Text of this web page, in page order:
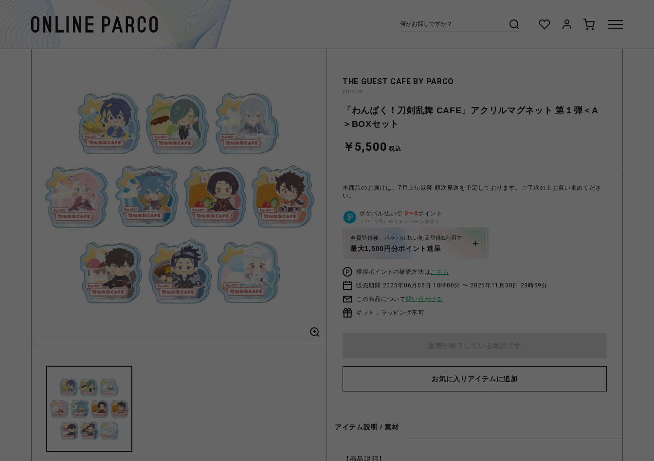
THE GUEST CAFE BY PARCO
culture
「わんぱく！刀剣乱舞 CAFE」アクリルマグネット 第１弾＜A
＞BOXセット
￥5,500 税込
本商品のお届けは、7月上旬以降 順次発送を予定しております。ご了承の上お買い求めくださ
い。
ポケパル払いで 0〜0ポイント
（1P=1円）※キャンペーン分除く
会員登録後、ポケパル払い初回登録&利用で
最大1,500円分ポイント進呈
獲得ポイントの確認方法はこちら
販売期間 2025年06月05日 18時00分 〜 2025年11月30日 23時59分
この商品について 問い合わせる
ギフト：ラッピング不可
お気に入りアイテムに追加
アイテム説明 / 素材
【商品説明】